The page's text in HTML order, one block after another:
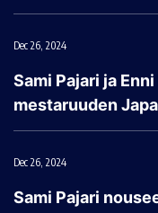
Dec 26, 2024
Sami Pajari ja
mestaruuden
Dec 26, 2024
Sami Pajari